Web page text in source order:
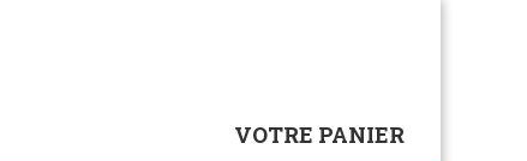
VOTRE PANIER